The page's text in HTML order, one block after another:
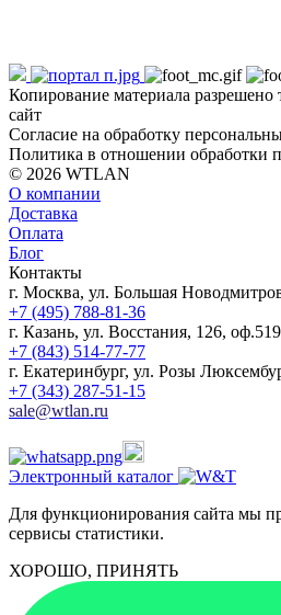
Копирование материала разрешено
сайт
Согласие на обработку
Политика в отношении обработки
© 2026 WTLAN
О компании
Доставка
Оплата
Блог
Контакты
г. Москва, ул. Большая
+7 (495) 788-81-36
г. Казань, ул. Восстания, 126,
+7 (843) 514-77-77
г. Екатеринбург, ул. Розы
+7 (343) 287-51-15
sale@wtlan.ru
Электронный каталог
Для функционирования сайта мы
сервисы статистики.
ХОРОШО, ПРИНЯТЬ